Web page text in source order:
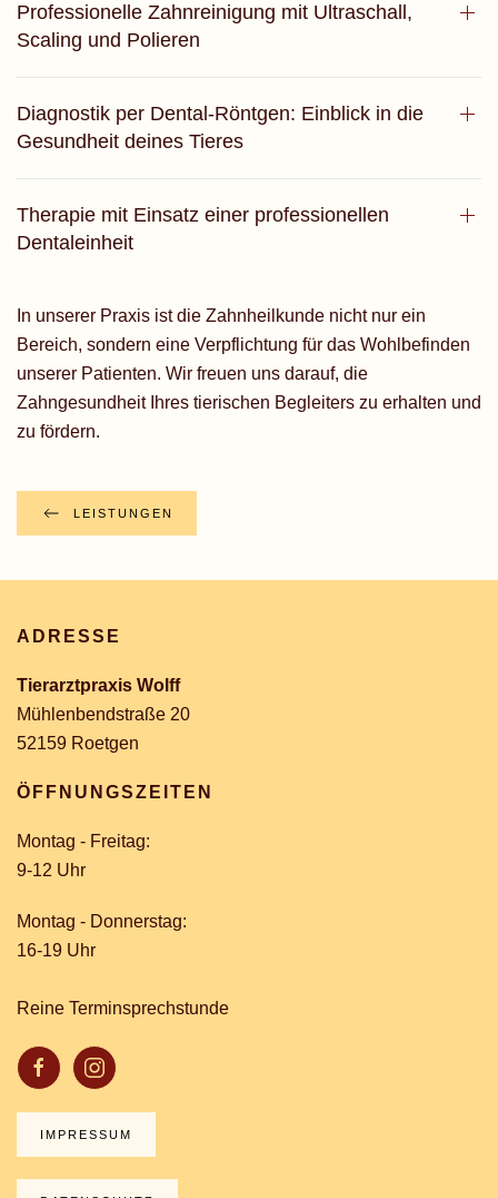
Professionelle Zahnreinigung mit Ultraschall,
Scaling und Polieren
Diagnostik per Dental-Röntgen: Einblick in die
Gesundheit deines Tieres
Therapie mit Einsatz einer professionellen
Dentaleinheit
In unserer Praxis ist die Zahnheilkunde nicht nur ein
Bereich, sondern eine Verpflichtung für das Wohlbefinden
unserer Patienten. Wir freuen uns darauf, die
Zahngesundheit Ihres tierischen Begleiters zu erhalten und
zu fördern.
LEISTUNGEN
ADRESSE
Tierarztpraxis Wolff
Mühlenbendstraße 20
52159 Roetgen
ÖFFNUNGSZEITEN
Montag - Freitag:
9-12 Uhr
Montag - Donnerstag:
16-19 Uhr
Reine Terminsprechstunde
IMPRESSUM